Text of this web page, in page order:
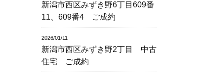
新潟市西区みずき野6丁目609番
11、609番4 ご成約
2026/01/11
新潟市西区みずき野2丁目 中古
住宅 ご成約